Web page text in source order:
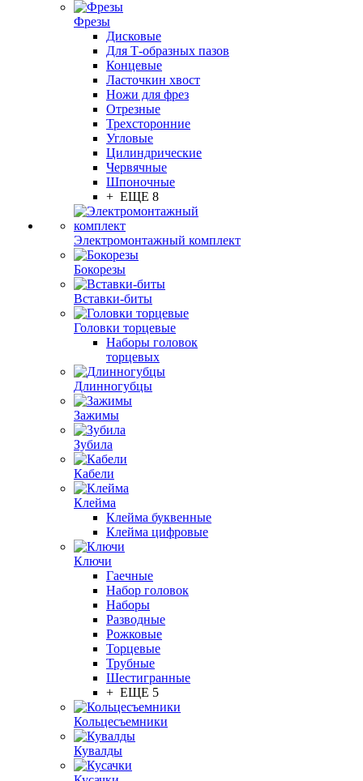
Фрезы
Дисковые
Для Т-образных пазов
Концевые
Ласточкин хвост
Ножи для фрез
Отрезные
Трехсторонние
Угловые
Цилиндрические
Червячные
Шпоночные
+ ЕЩЕ 8
Электромонтажный комплект
Бокорезы
Вставки-биты
Головки торцевые
Наборы головок
торцевых
Длинногубцы
Зажимы
Зубила
Кабели
Клейма
Клейма буквенные
Клейма цифровые
Ключи
Гаечные
Набор головок
Наборы
Разводные
Рожковые
Торцевые
Трубные
Шестигранные
+ ЕЩЕ 5
Кольцесъемники
Кувалды